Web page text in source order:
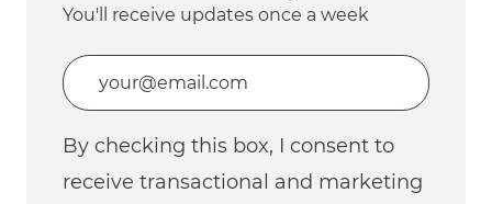
You'll receive updates once a week
Enter Email address (Required)
By checking this box, I consent to
receive transactional and marketing